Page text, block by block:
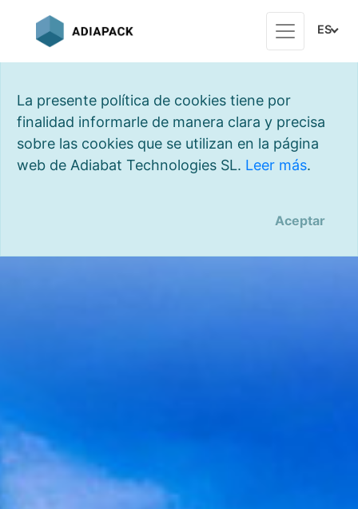
ES
La presente política de cookies tiene por
finalidad informarle de manera clara y precisa
sobre las cookies que se utilizan en la página
web de Adiabat Technologies SL. Leer más.
Aceptar